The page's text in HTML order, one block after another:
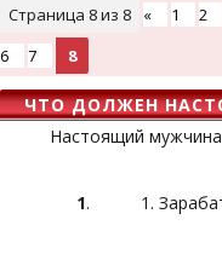
Страница 8из 8 « 1 2
6
7 8
ЧТО ДОЛЖЕН
Настоящий
1. 1.